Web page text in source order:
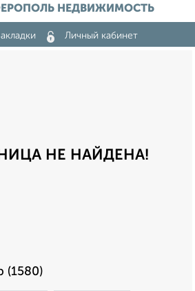
НЕДВИЖИМОСТЬ
Личный кабинет
НЕ НАЙДЕНА!
(1580)